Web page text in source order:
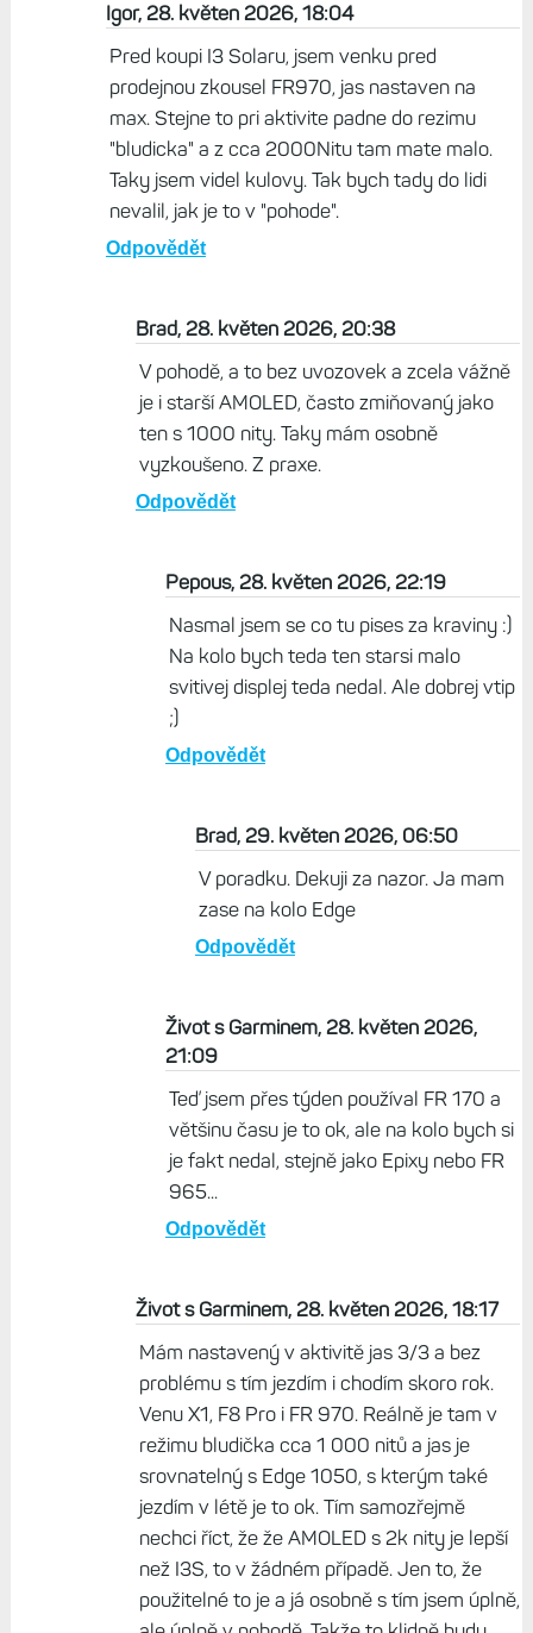
prodejnou zkousel FR970, jas nastaven na
max. Stejne to pri aktivite padne do rezimu
"bludicka" a z cca 2000Nitu tam mate malo.
Taky jsem videl kulovy. Tak bych tady do lidi
nevalil, jak je to v "pohode".
Brad, 28. květen 2026, 20:38
V pohodě, a to bez uvozovek a zcela vážně
je i starší AMOLED, často zmiňovaný jako
ten s 1000 nity. Taky mám osobně
vyzkoušeno. Z praxe.
Pepous, 28. květen 2026, 22:19
Nasmal jsem se co tu pises za kraviny :)
Na kolo bych teda ten starsi malo
;)
Odpovědět
Brad, 29. květen 2026, 06:50
V poradku. Dekuji za nazor. Ja mam
Odpovědět
Život s Garminem, 28. květen 2026,
21:09
Teď jsem přes týden používal FR 170 a
většinu času je to ok, ale na kolo bych si
je fakt nedal, stejně jako Epixy nebo FR
965...
Odpovědět
Život s Garminem, 28. květen 2026, 18:17